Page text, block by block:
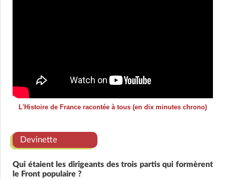
L'Histoire de France racontée à tous (en dix minutes chrono)
Devinette
Qui étaient les dirigeants des trois partis qui formèrent
le Front populaire ?